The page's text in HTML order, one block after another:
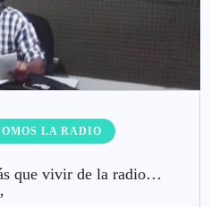
LA RADIO
que vivir de la radio…